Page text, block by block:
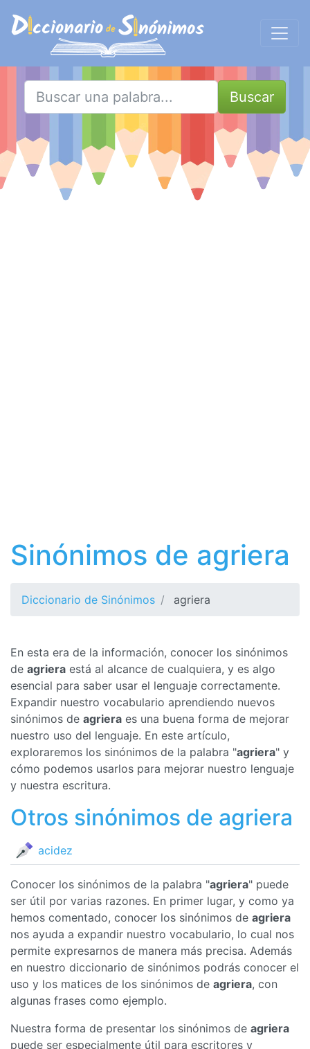
Buscar
Sinónimos de agriera
Diccionario de Sinónimos agriera
En esta era de la información, conocer los sinónimos
de agriera está al alcance de cualquiera, y es algo
esencial para saber usar el lenguaje correctamente.
Expandir nuestro vocabulario aprendiendo nuevos
sinónimos de agriera es una buena forma de mejorar
nuestro uso del lenguaje. En este artículo,
exploraremos los sinónimos de la palabra "agriera" y
cómo podemos usarlos para mejorar nuestro lenguaje
y nuestra escritura.
Otros sinónimos de agriera
acidez
Conocer los sinónimos de la palabra "agriera" puede
ser útil por varias razones. En primer lugar, y como ya
hemos comentado, conocer los sinónimos de agriera
nos ayuda a expandir nuestro vocabulario, lo cual nos
permite expresarnos de manera más precisa. Además
en nuestro diccionario de sinónimos podrás conocer el
uso y los matices de los sinónimos de agriera, con
algunas frases como ejemplo.
Nuestra forma de presentar los sinónimos de agriera
puede ser especialmente útil para escritores y